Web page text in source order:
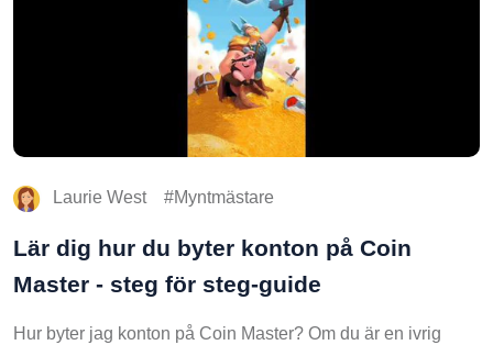
Laurie West Myntmästare
Lär dig hur du byter konton på Coin
Master - steg för steg-guide
Hur byter jag konton på Coin Master? Om du är en ivrig